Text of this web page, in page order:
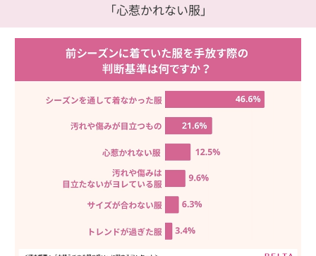
「心惹かれない服」